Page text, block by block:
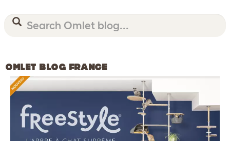
OMLET BLOG FRANCE